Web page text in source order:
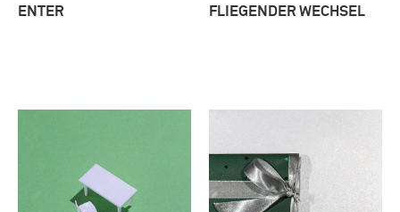
ENTER FLIEGENDER WECHSEL